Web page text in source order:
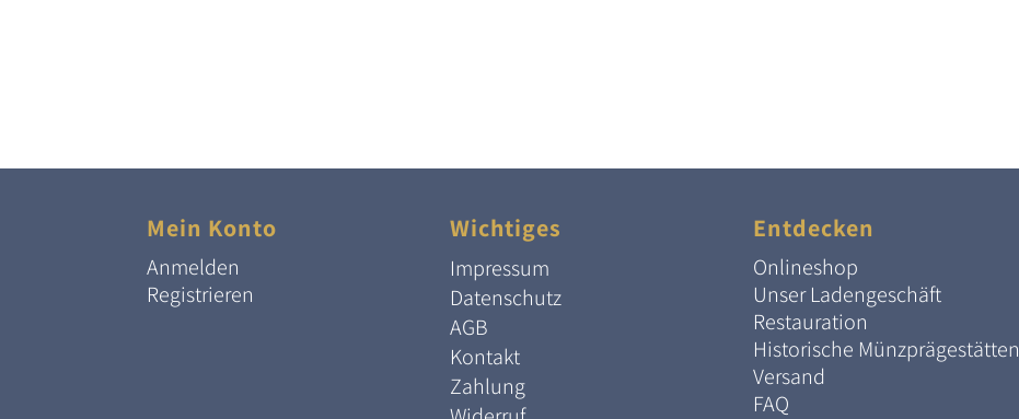
Mein Konto
Anmelden
Registrieren
Wichtiges
Impressum
Datenschutz
AGB
Kontakt
Zahlung
Entdecken
Onlineshop
Unser Ladengeschäft
Restauration
Historische Münzprägestätten
Versand
FAQ